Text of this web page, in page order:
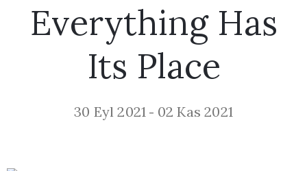
Everything Has
Its Place
30 Eyl 2021 - 02 Kas 2021